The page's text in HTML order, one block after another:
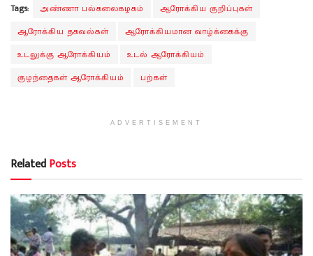
Tags: அண்ணா பல்கலைகழகம்
ஆரோக்கிய குறிப்புகள்
ஆரோக்கிய தகவல்கள்
ஆரோக்கியமான வாழ்க்கைக்கு
உடலுக்கு ஆரோக்கியம்
உடல் ஆரோக்கியம்
குழந்தைகள் ஆரோக்கியம்
பற்கள்
ADVERTISEMENT
RelatedPosts